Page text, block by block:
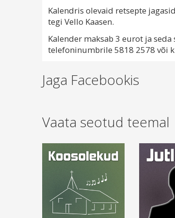
Kalendris olevaid retsepte
tegi Vello Kaasen.
Kalender maksab 3 eurot ja
telefoninumbrile 5818 2578 või
Jaga Facebookis
Vaata seotud teemal